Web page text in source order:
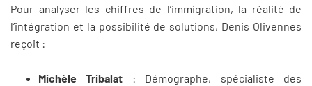
Pour analyser les chiffres de l’immigration, la réalité de
l’intégration et la possibilité de solutions, Denis Olivennes
reçoit :​​​​​​
Michèle Tribalat
: Démographe, spécialiste des